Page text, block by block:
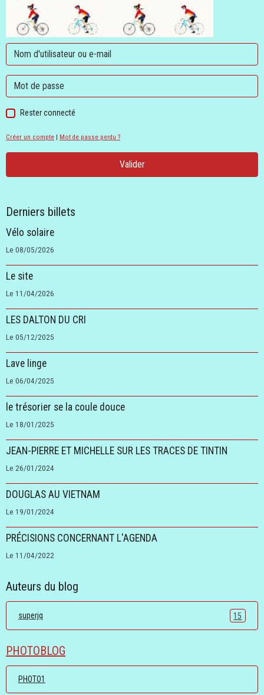
Rester connecté
Créer un compte Mot de passe perdu ?
Valider
Derniers billets
Vélo solaire
Le 08/05/2026
Le site
Le 11/04/2026
LES DALTON DU CRI
Le 05/12/2025
Lave linge
Le 06/04/2025
le trésorier se la coule douce
Le 18/01/2025
JEAN-PIERRE ET MICHELLE SUR LES TRACES DE TINTIN
Le 26/01/2024
DOUGLAS AU VIETNAM
Le 19/01/2024
PRÉCISIONS CONCERNANT L'AGENDA
Le 11/04/2022
Auteurs du blog
superjq 15
PHOTOBLOG
PHOTO1